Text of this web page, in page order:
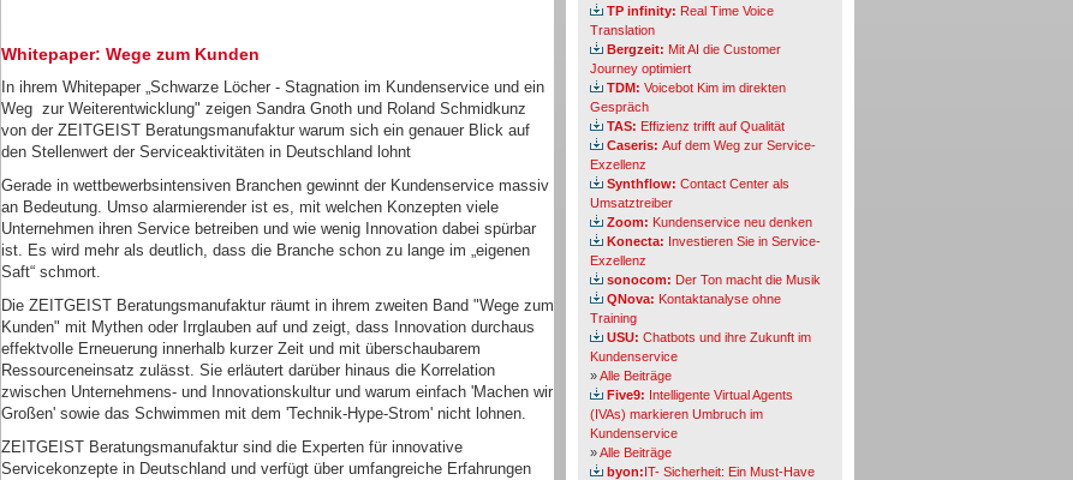
Whitepaper: Wege zum Kunden
In ihrem Whitepaper „Schwarze Löcher - Stagnation im Kundenservice und ein
Weg zur Weiterentwicklung" zeigen Sandra Gnoth und Roland Schmidkunz
von der ZEITGEIST Beratungsmanufaktur warum sich ein genauer Blick auf
den Stellenwert der Serviceaktivitäten in Deutschland lohnt
Gerade in wettbewerbsintensiven Branchen gewinnt der Kundenservice massiv
an Bedeutung. Umso alarmierender ist es, mit welchen Konzepten viele
Unternehmen ihren Service betreiben und wie wenig Innovation dabei spürbar
ist. Es wird mehr als deutlich, dass die Branche schon zu lange im „eigenen
Saft“ schmort.
Die ZEITGEIST Beratungsmanufaktur räumt in ihrem zweiten Band "Wege zum
Kunden" mit Mythen oder Irrglauben auf und zeigt, dass Innovation durchaus
effektvolle Erneuerung innerhalb kurzer Zeit und mit überschaubarem
Ressourceneinsatz zulässt. Sie erläutert darüber hinaus die Korrelation
zwischen Unternehmens- und Innovationskultur und warum einfach 'Machen wir
Großen' sowie das Schwimmen mit dem 'Technik-Hype-Strom' nicht lohnen.
ZEITGEIST Beratungsmanufaktur sind die Experten für innovative
Servicekonzepte in Deutschland und verfügt über umfangreiche Erfahrungen
TP infinity: Real Time Voice
Translation
Bergzeit: Mit AI die Customer
Journey optimiert
TDM: Voicebot Kim im direkten
Gespräch
TAS: Effizienz trifft auf Qualität
Caseris: Auf dem Weg zur Service-
Exzellenz
Synthflow: Contact Center als
Umsatztreiber
Zoom: Kundenservice neu denken
Konecta: Investieren Sie in Service-
Exzellenz
sonocom: Der Ton macht die Musik
QNova: Kontaktanalyse ohne
Training
USU: Chatbots und ihre Zukunft im
Kundenservice
»Alle Beiträge
Five9: Intelligente Virtual Agents
(IVAs) markieren Umbruch im
Kundenservice
»Alle Beiträge
byon:IT- Sicherheit: Ein Must-Have